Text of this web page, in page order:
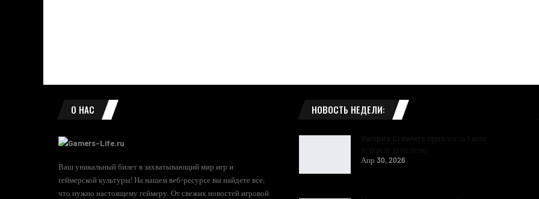
О НАС
Ваш уникальный билет в захватывающий мир игр и
геймерской культуры! На нашем веб-ресурсе вы найдете все,
что нужно настоящему геймеру. От свежих новостей игровой
НОВОСТЬ НЕДЕЛИ:
Апр 30, 2026